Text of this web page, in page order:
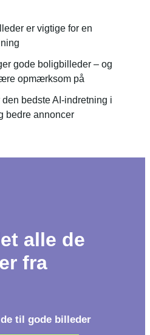
er vigtige for en
gode boligbilleder – og
opmærksom på
bedste AI-indretning i
bedre annoncer
alle de
fra
til gode billeder